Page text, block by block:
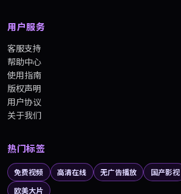
用户服务
客服支持
帮助中心
使用指南
版权声明
用户协议
关于我们
热门标签
免费视频 高清在线 无广告播放 国产影视
欧美大片